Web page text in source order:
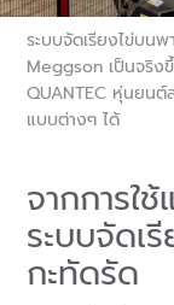
ระบบจัดเรียงไข่บน
Meggson เป็นจริง
QUANTEC หุ่นยนต์
แบบต่างๆ ได้
จากการใ
ระบบจัดเ
กะทัดรัด